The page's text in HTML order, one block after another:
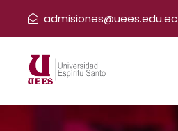
admisiones@uees.edu.ec